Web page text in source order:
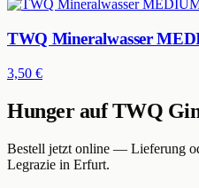
TWQ Mineralwasser
3,50 €
Hunger aufTWQ
Bestell jetzt online — Lieferung
Legrazie in Erfurt.